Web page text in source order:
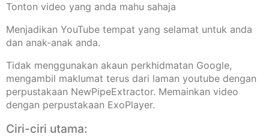
Tonton video yang anda mahu sahaja
Menjadikan YouTube tempat yang selamat untuk anda
dan anak-anak anda.
Tidak menggunakan akaun perkhidmatan Google,
mengambil maklumat terus dari laman youtube dengan
perpustakaan NewPipeExtractor. Memainkan video
dengan perpustakaan ExoPlayer.
Ciri-ciri utama: